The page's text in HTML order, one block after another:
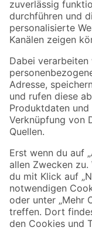
Zur Newsletter
Folge uns
Zahlungsarten
Sicher einkaufen
Jetzt die toom-App